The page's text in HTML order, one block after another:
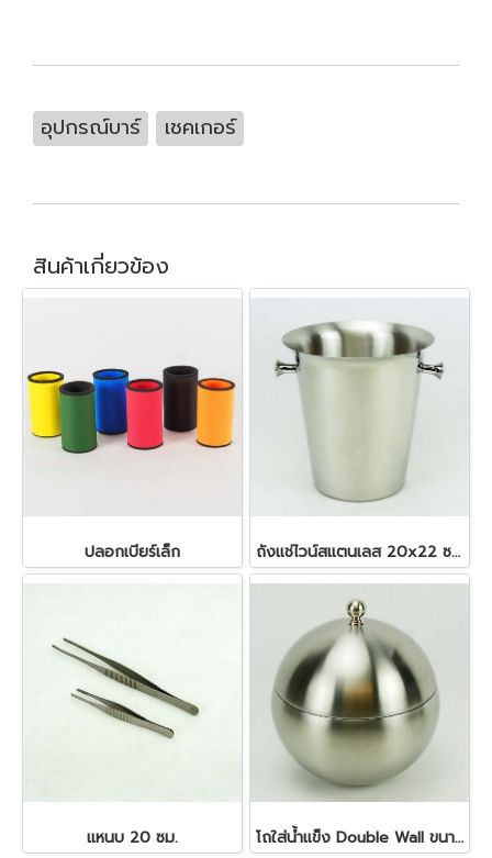
อุปกรณ์บาร์ เชคเกอร์
สินค้าเกี่ยวข้อง
ปลอกเบียร์เล็ก ถังแช่ไวน์สแตนเลส 20x22 ซม. 4.5 ลิตร
แหนบ 20 ซม. โถใส่น้ำแข็ง Double Wall ขนาด 1 ลิตร